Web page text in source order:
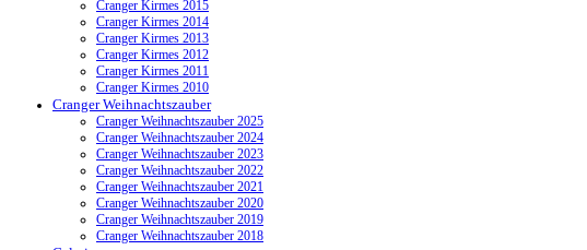
Cranger Kirmes 2015
Cranger Kirmes 2014
Cranger Kirmes 2013
Cranger Kirmes 2012
Cranger Kirmes 2011
Cranger Kirmes 2010
Cranger Weihnachtszauber
Cranger Weihnachtszauber 2025
Cranger Weihnachtszauber 2024
Cranger Weihnachtszauber 2023
Cranger Weihnachtszauber 2022
Cranger Weihnachtszauber 2021
Cranger Weihnachtszauber 2020
Cranger Weihnachtszauber 2019
Cranger Weihnachtszauber 2018